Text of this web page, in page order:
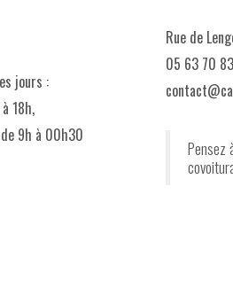
jours :
18h,
9h à 00h30
Rue de
05 63 70
Pensez